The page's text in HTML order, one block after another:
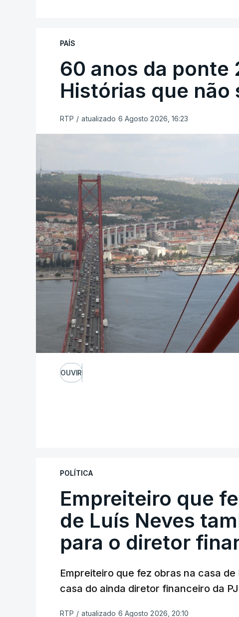
PAÍS
60 anos da ponte
Histórias que não
RTP / atualizado 6 Agosto 2026, 16:23
OUVIR
POLÍTICA
Empreiteiro que
de Luís Neves
para o diretor
Empreiteiro que fez obras na casa
casa do ainda diretor financeiro da
RTP / atualizado 6 Agosto 2026, 20:10